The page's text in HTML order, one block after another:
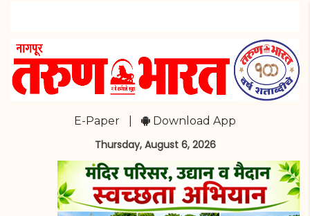
E-Paper Download App
Thursday, August 6, 2026